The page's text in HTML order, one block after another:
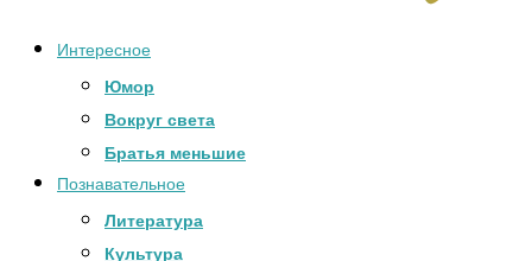
Интересное
Юмор
Вокруг света
Братья меньшие
Познавательное
Литература
Культура